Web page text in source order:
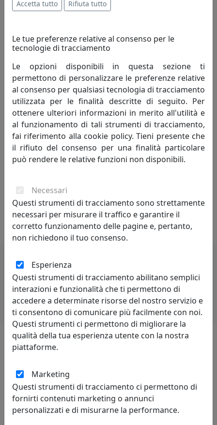
migliorando quindi il tenore di vita dell'uomo.
negativi.
Creatività - è un termine che indica l'arte o la capacità di
creare e inventare."Creatività è unire elementi esistenti
con connessioni nuove, che siano utili" - Henri Poincaré.
La creatività si fonda sulla profonda conoscenza delle
regole da superare, non può svilupparsi in assenza di
competenze preliminari. Caratteristiche della
personalità creativa sono curiosità, indipendenza,
spirito critico, autodisciplina.
impresa od industria. Può anche essere definita come
capacità di stare al passo con la concorrenza. Lo spirito
di rivalità è proprio di chi è competitivo.
Potrebbero interessarti
Accetta tutto Rifiuta tutto
Le tue preferenze relative al consenso per le
tecnologie di tracciamento
Le opzioni disponibili in questa sezione ti
permettono di personalizzare le preferenze relative
al consenso per qualsiasi tecnologia di tracciamento
utilizzata per le finalità descritte di seguito. Per
ottenere ulteriori informazioni in merito all'utilità e
al funzionamento di tali strumenti di tracciamento,
fai riferimento alla cookie policy. Tieni presente che
il rifiuto del consenso per una finalità particolare
può rendere le relative funzioni non disponibili.
Necessari
Questi strumenti di tracciamento sono strettamente
necessari per misurare il traffico e garantire il
corretto funzionamento delle pagine e, pertanto,
non richiedono il tuo consenso.
Esperienza
Questi strumenti di tracciamento abilitano semplici
interazioni e funzionalità che ti permettono di
accedere a determinate risorse del nostro servizio e
ti consentono di comunicare più facilmente con noi.
Questi strumenti ci permettono di migliorare la
qualità della tua esperienza utente con la nostra
piattaforme.
Marketing
Questi strumenti di tracciamento ci permettono di
fornirti contenuti marketing o annunci
personalizzati e di misurarne la performance.